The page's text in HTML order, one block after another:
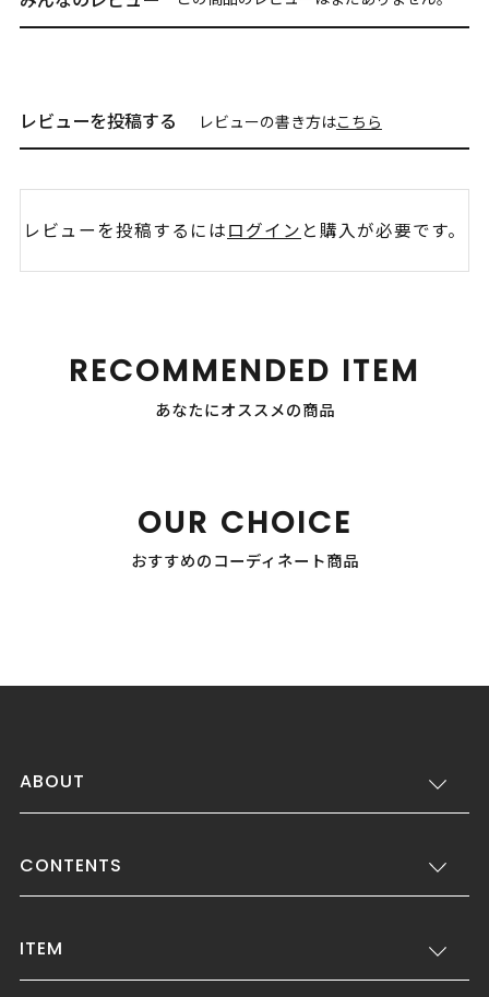
レビューを投稿する レビューの書き方はこちら
レビューを投稿するにはログイン と購入が必要です。
RECOMMENDED ITEM
あなたにオススメの商品
OUR CHOICE
おすすめのコーディネート商品
ABOUT
CONTENTS
ITEM